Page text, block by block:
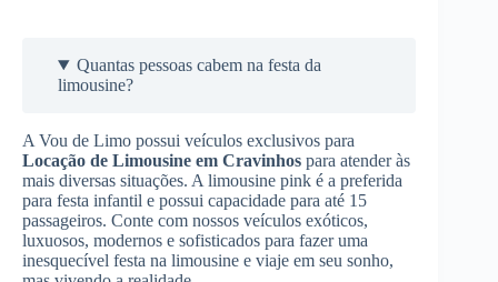
Quantas pessoas cabem na festa da
limousine?
A Vou de Limo possui veículos exclusivos para
Locação de Limousine em Cravinhos para atender às
mais diversas situações. A limousine pink é a preferida
para festa infantil e possui capacidade para até 15
passageiros. Conte com nossos veículos exóticos,
luxuosos, modernos e sofisticados para fazer uma
inesquecível festa na limousine e viaje em seu sonho,